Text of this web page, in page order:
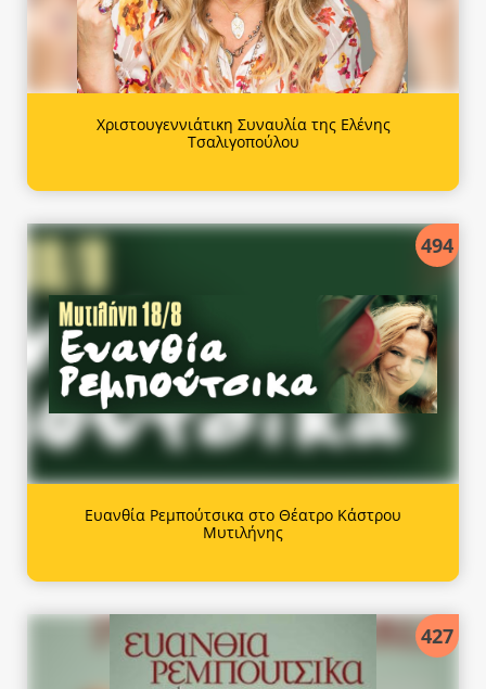
Χριστουγεννιάτικη Συναυλία της Ελένης
Τσαλιγοπούλου
494
Ευανθία Ρεμπούτσικα στο Θέατρο Κάστρου
Μυτιλήνης
427